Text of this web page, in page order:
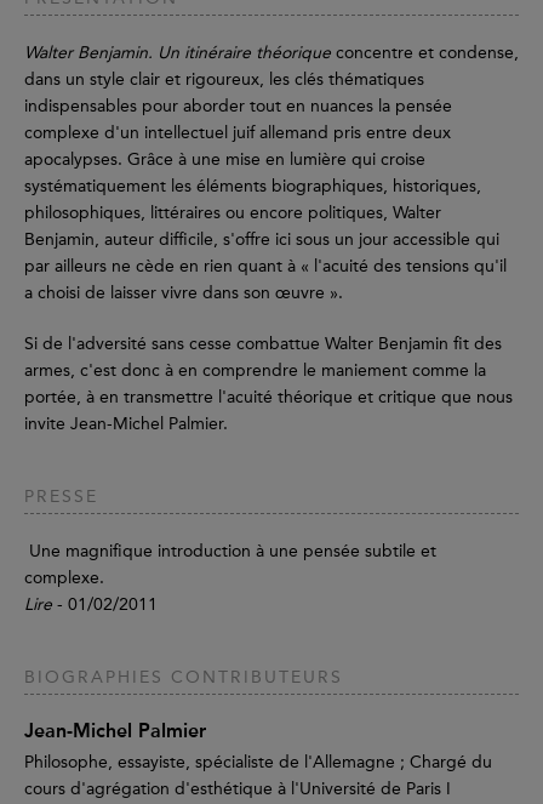
Walter Benjamin. Un itinéraire théorique concentre et condense,
dans un style clair et rigoureux, les clés thématiques
indispensables pour aborder tout en nuances la pensée
complexe d'un intellectuel juif allemand pris entre deux
apocalypses. Grâce à une mise en lumière qui croise
systématiquement les éléments biographiques, historiques,
philosophiques, littéraires ou encore politiques, Walter
Benjamin, auteur difficile, s'offre ici sous un jour accessible qui
par ailleurs ne cède en rien quant à « l'acuité des tensions qu'il
a choisi de laisser vivre dans son œuvre ».
Si de l'adversité sans cesse combattue Walter Benjamin fit des
armes, c'est donc à en comprendre le maniement comme la
portée, à en transmettre l'acuité théorique et critique que nous
invite Jean-Michel Palmier.
PRESSE
Une magnifique introduction à une pensée subtile et
complexe.
Lire - 01/02/2011
BIOGRAPHIES CONTRIBUTEURS
Jean-Michel Palmier
Philosophe, essayiste, spécialiste de l'Allemagne ; Chargé du
cours d'agrégation d'esthétique à l'Université de Paris I